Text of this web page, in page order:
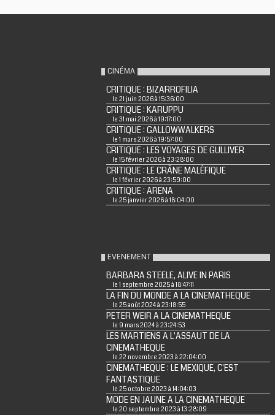
CINÉMA
CRITIQUE : BIZARROFILIA
le 21 juin 2026 à 15:36:00
CRITIQUE : KARUPPU
le 31 mai 2026 à 19:17:00
CRITIQUE : GALLOWWALKERS
le 1 mars 2026 à 19:57:00
CRITIQUE : LES VOYAGES DE GULLIVER
le 15 février 2026 à 23:28:00
CRITIQUE : LE CRÂNE MALÉFIQUE
le 1 février 2026 à 23:59:00
CRITIQUE : ARENA
le 25 janvier 2026 à 18:04:00
EVENEMENT
BARBARA STEELE, ALIVE IN PARIS
le 1 septembre 2025 à 18:47:11
LA FIN DU MONDE A LA CINEMATHEQUE
le 25 août 2024 à 23:18:55
PETER WEIR A LA CINEMATHEQUE
le 9 mars 2024 à 23:24:53
LES MARTIENS A L'ASSAUT DE LA
CINEMATHEQUE
le 22 novembre 2023 à 22:04:00
CINEMATHEQUE : LE MEXIQUE, C'EST
FANTASTIQUE
le 25 octobre 2023 à 14:04:03
MODE EN JAUNE A LA CINEMATHEQUE
le 20 septembre 2023 à 13:28:09